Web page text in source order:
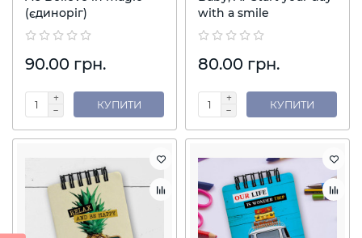
(єдиноріг)
90.00 грн.
КУПИТИ
with a smile
80.00 грн.
КУПИТИ